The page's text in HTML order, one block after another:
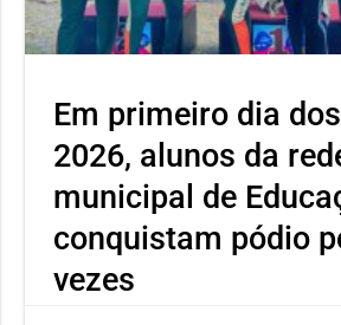
Em primeiro dia dos
2026, alunos da
municipal de
conquistam pódio
vezes